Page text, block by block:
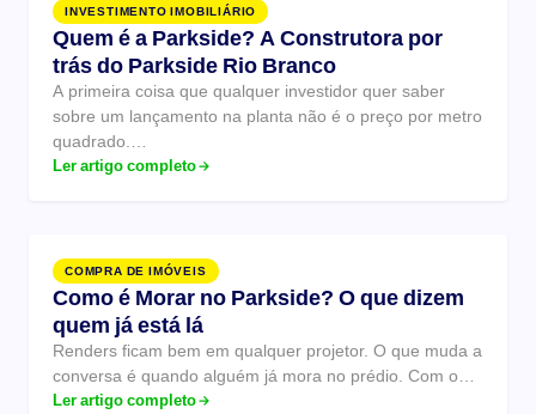
INVESTIMENTO IMOBILIÁRIO
Quem é a Parkside? A Construtora por
trás do Parkside Rio Branco
A primeira coisa que qualquer investidor quer saber
sobre um lançamento na planta não é o preço por metro
quadrado.…
Ler artigo completo
COMPRA DE IMÓVEIS
Como é Morar no Parkside? O que dizem
quem já está lá
Renders ficam bem em qualquer projetor. O que muda a
conversa é quando alguém já mora no prédio. Com o…
Ler artigo completo